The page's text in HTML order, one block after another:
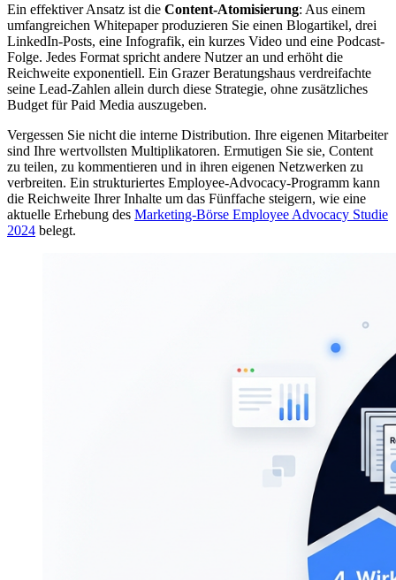
Ein effektiver Ansatz ist die Content-Atomisierung: Aus einem
umfangreichen Whitepaper produzieren Sie einen Blogartikel, drei
LinkedIn-Posts, eine Infografik, ein kurzes Video und eine Podcast-
Folge. Jedes Format spricht andere Nutzer an und erhöht die
Reichweite exponentiell. Ein Grazer Beratungshaus verdreifachte
seine Lead-Zahlen allein durch diese Strategie, ohne zusätzliches
Budget für Paid Media auszugeben.
Vergessen Sie nicht die interne Distribution. Ihre eigenen Mitarbeiter
sind Ihre wertvollsten Multiplikatoren. Ermutigen Sie sie, Content
zu teilen, zu kommentieren und in ihren eigenen Netzwerken zu
verbreiten. Ein strukturiertes Employee-Advocacy-Programm kann
die Reichweite Ihrer Inhalte um das Fünffache steigern, wie eine
aktuelle Erhebung des Marketing-Börse Employee Advocacy Studie
2024 belegt.